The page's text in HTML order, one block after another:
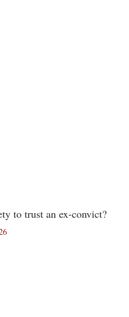
to trust an ex-convict?